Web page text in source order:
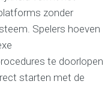
zonder
Spelers hoeven
te doorlopen
starten met de